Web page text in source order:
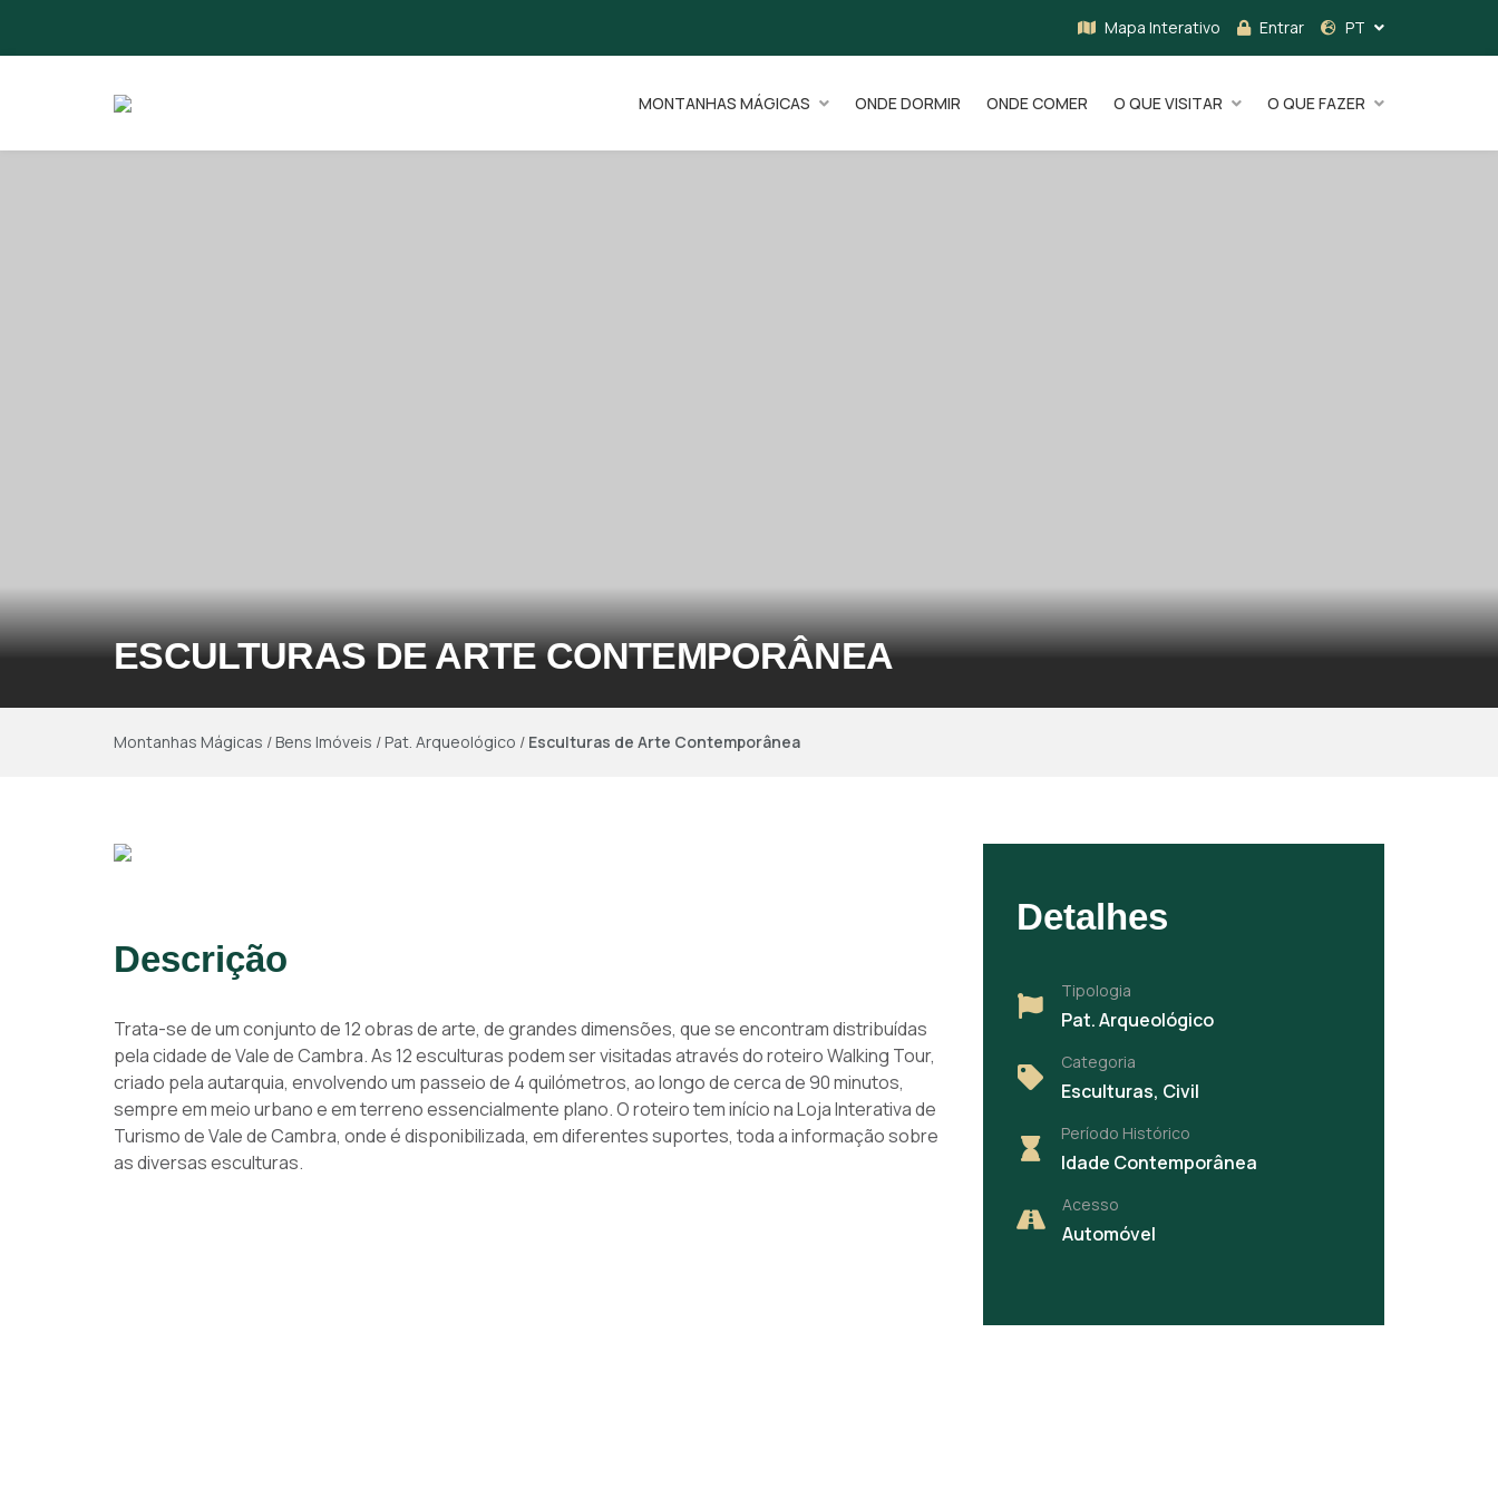
Mapa Interativo Entrar PT
MONTANHAS MÁGICAS ONDE DORMIR ONDE COMER O QUE VISITAR O QUE FAZER
ESCULTURAS DE ARTE CONTEMPORÂNEA
Montanhas Mágicas /Bens Imóveis /Pat. Arqueológico / Esculturas de Arte Contemporânea
Descrição
Trata-se de um conjunto de 12 obras de arte, de grandes dimensões, que se encontram distribuídas
pela cidade de Vale de Cambra. As 12 esculturas podem ser visitadas através do roteiro Walking Tour,
criado pela autarquia, envolvendo um passeio de 4 quilómetros, ao longo de cerca de 90 minutos,
sempre em meio urbano e em terreno essencialmente plano. O roteiro tem início na Loja Interativa de
Turismo de Vale de Cambra, onde é disponibilizada, em diferentes suportes, toda a informação sobre
as diversas esculturas.
Detalhes
Tipologia
Pat. Arqueológico
Categoria
Esculturas, Civil
Período Histórico
Idade Contemporânea
Acesso
Automóvel